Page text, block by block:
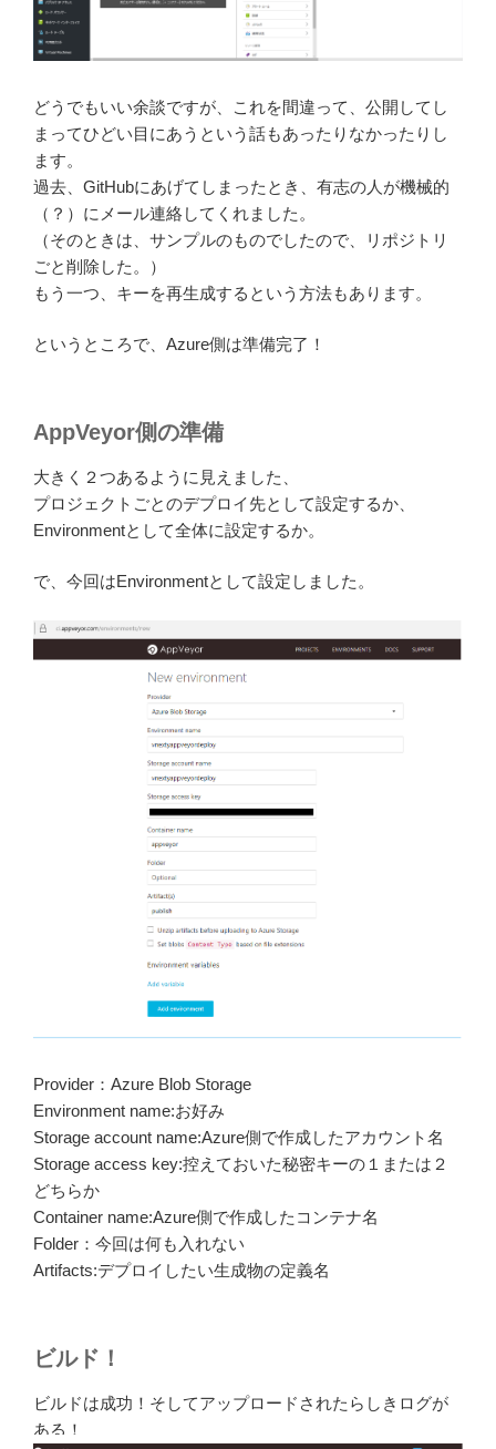
どうでもいい余談ですが、これを間違って、公開してし
まってひどい目にあうという話もあったりなかったりし
ます。
過去、GitHubにあげてしまったとき、有志の人が機械的
（？）にメール連絡してくれました。
（そのときは、サンプルのものでしたので、リポジトリ
ごと削除した。）
もう一つ、キーを再生成するという方法もあります。
というところで、Azure側は準備完了！
AppVeyor側の準備
大きく２つあるように見えました、
プロジェクトごとのデプロイ先として設定するか、
Environmentとして全体に設定するか。
で、今回はEnvironmentとして設定しました。
Provider：Azure Blob Storage
Environment name:お好み
Storage account name:Azure側で作成したアカウント名
Storage access key:控えておいた秘密キーの１または２
どちらか
Container name:Azure側で作成したコンテナ名
Folder：今回は何も入れない
Artifacts:デプロイしたい生成物の定義名
ビルド！
ビルドは成功！そしてアップロードされたらしきログが
ある！